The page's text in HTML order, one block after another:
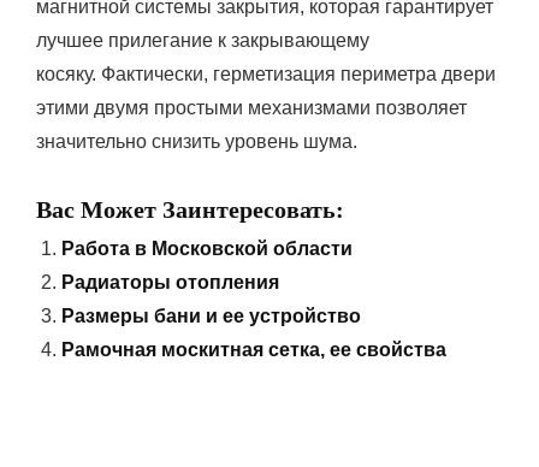
магнитной системы закрытия, которая гарантирует
лучшее прилегание к закрывающему
косяку. Фактически, герметизация периметра двери
этими двумя простыми механизмами позволяет
значительно снизить уровень шума.
Вас Может Заинтересовать:
Работа в Московской области
Радиаторы отопления
Размеры бани и ее устройство
Рамочная москитная сетка, ее свойства